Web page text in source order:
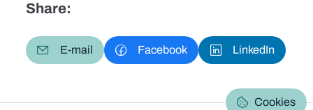
Share:
E-mail Facebook LinkedIn
Cookies